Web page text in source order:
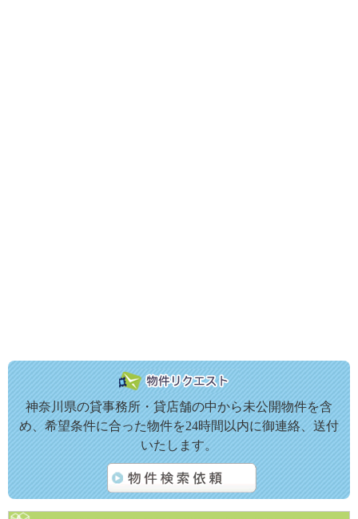
神奈川県の貸事務所・貸店舗の中から未公開物件を含
め、希望条件に合った物件を24時間以内に御連絡、送付
いたします。